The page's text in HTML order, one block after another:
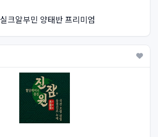
크알부민 양태반 프리미엄